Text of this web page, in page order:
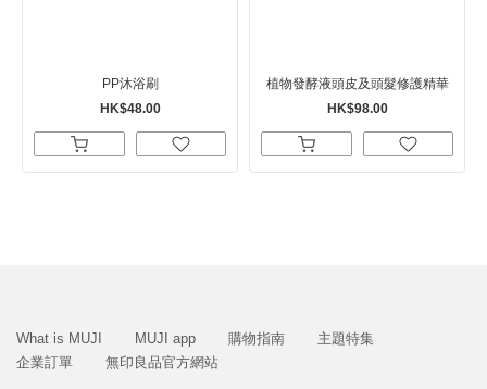
PP沐浴刷
HK$48.00
植物發酵液頭皮及頭髮修護精華
HK$98.00
What is MUJI MUJI app 購物指南
主題特集
企業訂單
無印良品官方網站